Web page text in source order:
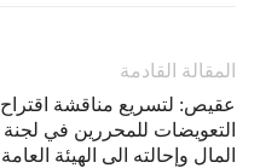
المقالة القادمة
عقيص: لتسريع مناقشة اقتراح
التعويضات للمحررين في لجنة
المال وإحالته الى الهيئة العامة